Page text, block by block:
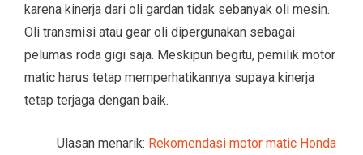
karena kinerja dari oli gardan tidak sebanyak oli mesin.
Oli transmisi atau gear oli dipergunakan sebagai
pelumas roda gigi saja. Meskipun begitu, pemilik motor
matic harus tetap memperhatikannya supaya kinerja
tetap terjaga dengan baik.
Ulasan menarik: Rekomendasi motor matic Honda